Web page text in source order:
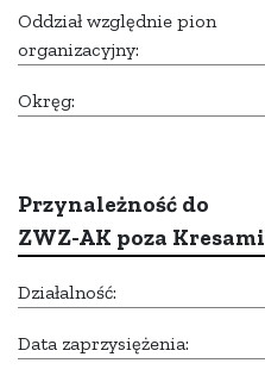
Oddział względnie pion
organizacyjny:
Okręg:
Przynależność do
ZWZ-AK poza Kresami
Działalność:
Data zaprzysiężenia: